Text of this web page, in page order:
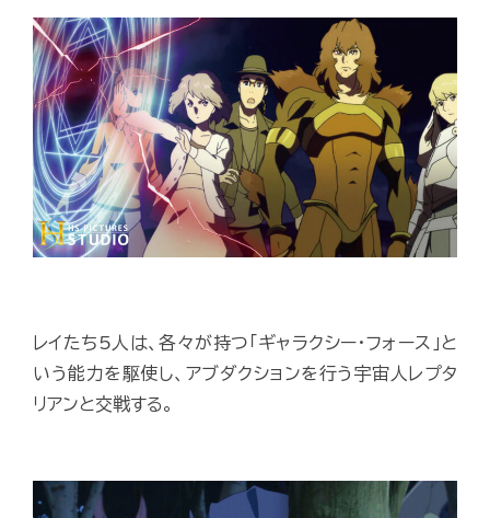
レイたち5人は、各々が持つ「ギャラクシー・フォース」と
いう能力を駆使し、アブダクションを行う宇宙人レプタ
リアンと交戦する。